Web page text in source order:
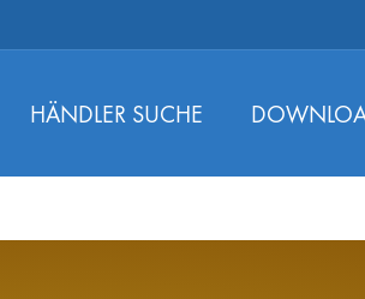
HÄNDLER SUCHE